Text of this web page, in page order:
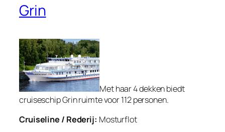
Grin
Met haar 4 dekken biedt
cruiseschip Grin ruimte voor 112 personen.
Cruiseline / Rederij: Mosturflot